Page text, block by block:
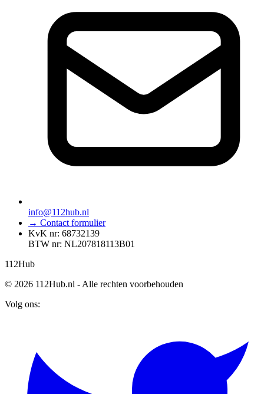
info@112hub.nl
→ Contact formulier
KvK nr: 68732139
BTW nr: NL207818113B01
112Hub
© 2026 112Hub.nl - Alle rechten voorbehouden
Volg ons: